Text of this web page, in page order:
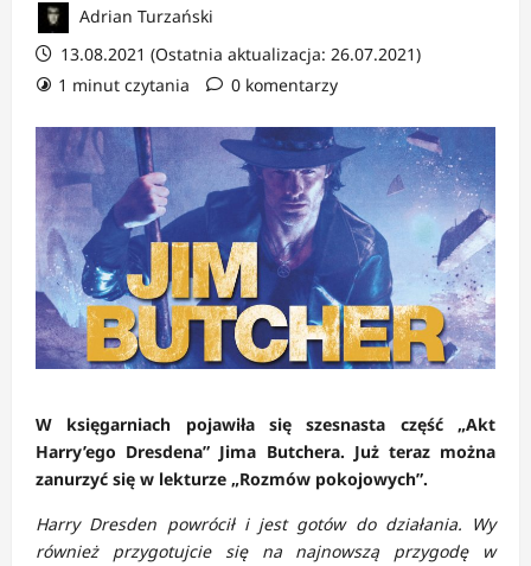
Adrian Turzański
13.08.2021 (Ostatnia aktualizacja: 26.07.2021)
1 minut czytania
0 komentarzy
W księgarniach pojawiła się szesnasta część „Akt
Harry’ego Dresdena” Jima Butchera. Już teraz można
zanurzyć się w lekturze „Rozmów pokojowych”.
Harry Dresden powrócił i jest gotów do działania. Wy
również przygotujcie się na najnowszą przygodę w